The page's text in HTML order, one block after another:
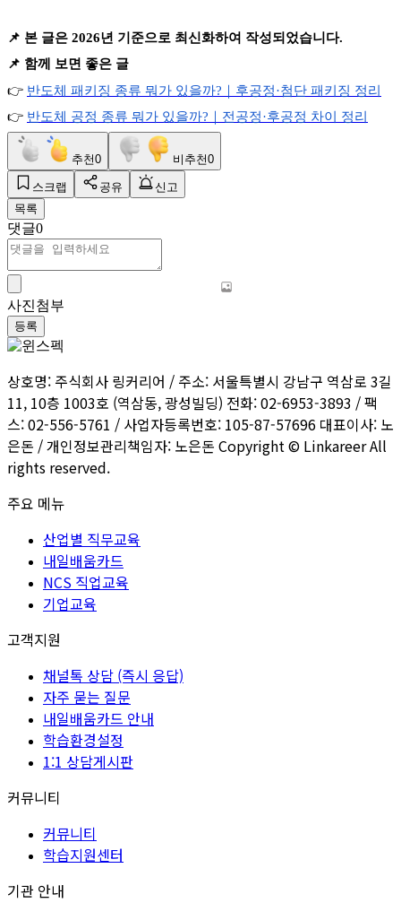
📌 본 글은 2026년 기준으로 최신화하여 작성되었습니다.
📌 함께 보면 좋은 글
👉 반도체 패키징 종류 뭐가 있을까? ｜후공정·첨단 패키징 정리
👉 반도체 공정 종류 뭐가 있을까? ｜전공정·후공정 차이 정리
추천0 비추천0
스크랩 공유
신고
목록
댓글0
사진첨부
등록
상호명: 주식회사 링커리어 / 주소: 서울특별시 강남구 역삼로 3길
11, 10층 1003호 (역삼동, 광성빌딩) 전화: 02-6953-3893 / 팩
스: 02-556-5761 / 사업자등록번호: 105-87-57696 대표이사: 노
은돈 / 개인정보관리책임자: 노은돈 Copyright © Linkareer All
rights reserved.
주요 메뉴
산업별 직무교육
내일배움카드
NCS 직업교육
기업교육
고객지원
채널톡 상담 (즉시 응답)
자주 묻는 질문
내일배움카드 안내
학습환경설정
1:1 상담게시판
커뮤니티
커뮤니티
학습지원센터
기관 안내